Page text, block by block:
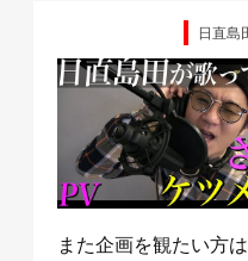
少しでもま